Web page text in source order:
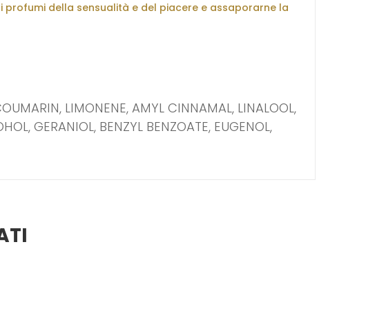
profumi della sensualità e del piacere e assaporarne la
LIMONENE, AMYL CINNAMAL, LINALOOL,
GERANIOL, BENZYL BENZOATE, EUGENOL,